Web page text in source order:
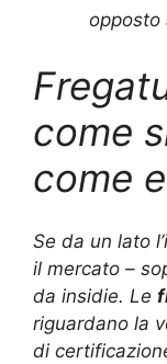
opposto
come
come
Se da un lato
il mercato –
da insidie. Le
riguardano la
di